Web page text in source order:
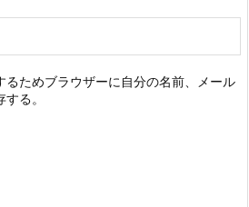
るためブラウザーに自分の名前、メール
る。